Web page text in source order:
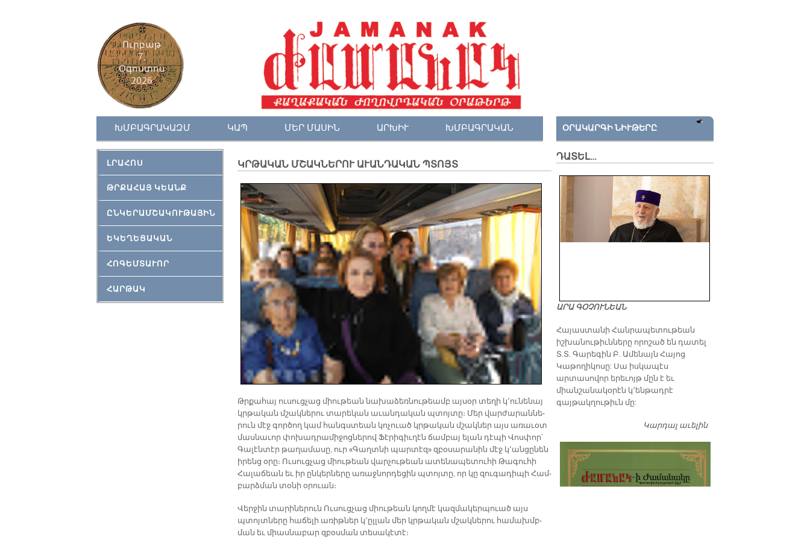
Ուրբաթ
7,
Օգոստոս
2026
ԽՄԲԱԳՐԱԿԱԶՄ ԿԱՊ ՄԵՐ ՄԱՍԻՆ ԱՐԽԻՒ ԽՄԲԱԳՐԱԿԱՆ
ԼՐԱՀՈՍ
ԹՐՔԱՀԱՅ ԿԵԱՆՔ
ԸՆԿԵՐԱՄՇԱԿՈՒԹԱՅԻՆ
ԵԿԵՂԵՑԱԿԱՆ
ՀՈԳԵՄՏԱՒՈՐ
ՀԱՐԹԱԿ
ԿՐԹԱԿԱՆ ՄՇԱԿՆԵՐՈՒ ԱՒԱՆԴԱԿԱՆ ՊՏՈՅՏ
Թրքա­հայ ու­սուց­չաց միու­թեան նա­խա­ձեռ­նու­թեամբ այ­սօր տե­ղի կ՚ու­նե­նայ
կրթա­կան մշակ­նե­րու տա­րե­կան ա­ւան­դա­կան պտոյ­տը։ Մեր վար­ժա­րան­նե­
րուն մէջ գոր­ծող կամ հանգս­տեան կո­չուած կրթա­կան մշակ­ներ այս ա­ռա­ւօտ
մաս­նա­ւոր փո­խադ­րա­մի­ջոց­նե­րով Ֆէ­րի­գիւ­ղէն ճամ­բայ ե­լան դէ­պի Վոս­փոր՝
Գա­լէն­տէր թա­ղա­մա­սը, ուր «Գաղտ­նի պար­տէզ» զբօ­սա­րա­նին մէջ կ՚ան­ցը­նեն
ի­րենց օ­րը։ Ու­սուց­չաց միու­թեան վար­չու­թեան ա­տե­նա­պե­տու­հի Թա­գու­հի
Հա­լա­ճեան եւ իր ըն­կեր­նե­րը ա­ռաջ­նոր­դե­ցին պտոյ­տը, որ կը զու­գա­դի­պի Համ­
բարձ­ման տօ­նի օրուան։
Վեր­ջին տա­րի­նե­րուն Ու­սուց­չաց միու­թեան կող­մէ կազ­մա­կեր­պուած այս
պտոյտ­նե­րը հա­ճե­լի ա­ռիթ­ներ կ՚ըլ­լան մեր կրթա­կան մշակ­նե­րու հա­մախմբ­
ման եւ միաս­նա­բար զբօս­ման տե­սա­կէ­տէ։
ՕՐԱԿԱՐԳԻ ՆԻՒԹԵՐԸ
ԴԱՏԵԼ…
ԱՐԱ ԳՕՉՈՒՆԵԱՆ
​Հայաստանի Հանրապետութեան
իշխանութիւնները որոշած են դատել
Տ.Տ. Գարեգին Բ. Ամենայն Հայոց
Կաթողիկոսը: Սա իսկապէս
արտասովոր երեւոյթ մըն է եւ
միանշանակօրէն կ՚ենթադրէ
գայթակղութիւն մը:
Կարդալ աւելինԴատել…